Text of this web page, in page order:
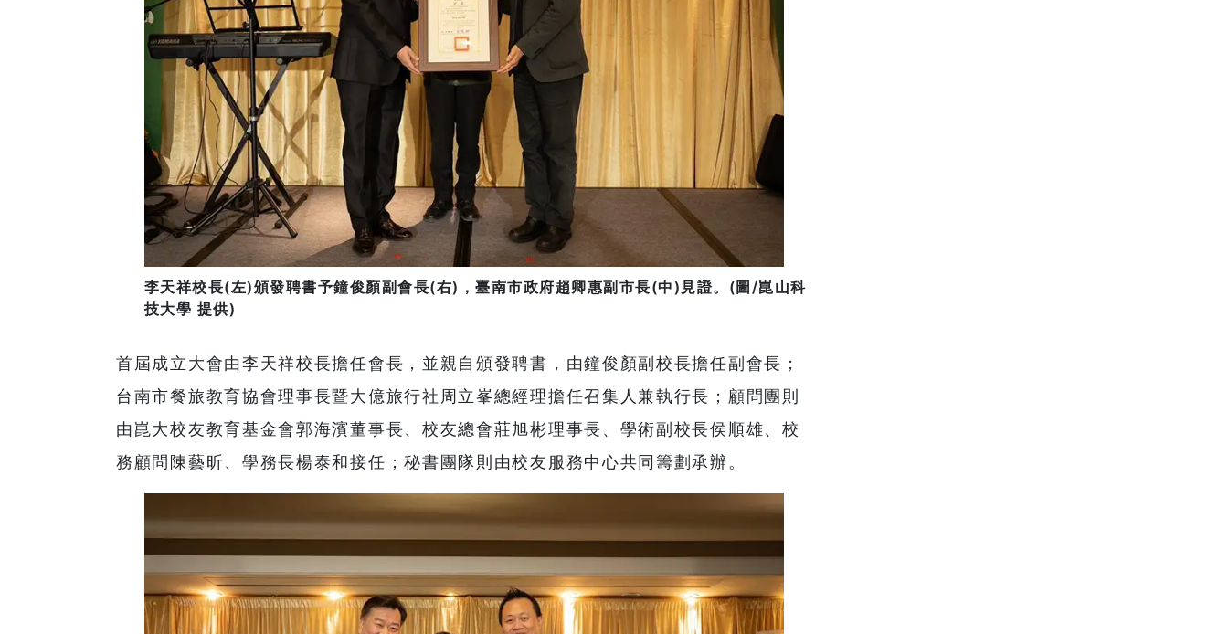
李天祥校長(左)頒發聘書予鐘俊顏副會長(右)，臺南市政府趙卿惠副市長(中)見證。(圖/崑山科
技大學 提供)
首屆成立大會由李天祥校長擔任會長，並親自頒發聘書，由鐘俊顏副校長擔任副會長；
台南市餐旅教育協會理事長暨大億旅行社周立峯總經理擔任召集人兼執行長；顧問團則
由崑大校友教育基金會郭海濱董事長、校友總會莊旭彬理事長、學術副校長侯順雄、校
務顧問陳藝昕、學務長楊泰和接任；秘書團隊則由校友服務中心共同籌劃承辦。